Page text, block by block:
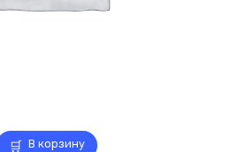
В корзину